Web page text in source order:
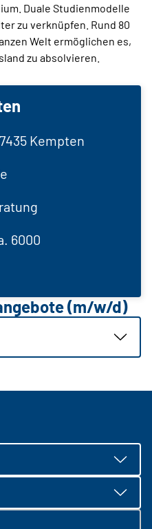
Duale Studienmodelle
zu verknüpfen. Rund 80
Welt ermöglichen es,
zu absolvieren.
Kempten
6000
(m/w/d)